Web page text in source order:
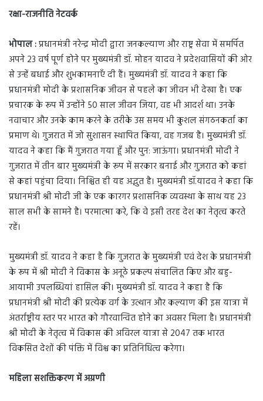
रक्षा-राजनीति नेटवर्क
भोपाल :प्रधानमंत्री नरेन्द्र मोदी द्वारा जनकल्याण और राष्ट्र सेवा में समर्पित
अपने 23 वर्ष पूर्ण होने पर मुख्यमंत्री डॉ. मोहन यादव ने प्रदेशवासियों की ओर
से उन्हें बधाई और शुभकामनाएँ दी हैं। मुख्यमंत्री डॉ. यादव ने कहा कि
प्रधानमंत्री मोदी के प्रशासनिक जीवन से पहले का जीवन भी देखा है। एक
प्रचारक के रूप में उन्होंने 50 साल जीवन जिया, वह भी आदर्श था। उनके
नवाचार और उनके काम करने के तरीके उस समय भी कुशल संगठनकर्ता का
प्रमाण थे। गुजरात में जो सुशासन स्थापित किया, वह गजब है। मुख्यमंत्री डॉ.
यादव ने कहा कि मैं गुजरात गया हूँ और पुन: जाऊंगा। प्रधानमंत्री मोदी ने
गुजरात में तीन बार मुख्यमंत्री के रूप में सरकार बनाई और गुजरात को कहां
से कहां पहुंचा दिया। निश्चित ही यह अद्भुत है। मुख्यमंत्री डॉ.यादव ने कहा कि
प्रधानमंत्री श्री मोदी जी के एक कारगर प्रशासनिक व्यवस्था के साथ यह 23
साल सभी के सामने है। परमात्मा करे, कि वे इसी तरह देश का नेतृत्व करते
रहें।
मुख्यमंत्री डॉ. यादव ने कहा है कि गुजरात के मुख्यमंत्री एवं देश के प्रधानमंत्री
के रूप में श्री मोदी ने विकास के अनूठे प्रकल्प संचालित किए और बहु-
आयामी उपलब्धियां हासिल की। मुख्यमंत्री डॉ. यादव ने कहा है कि
प्रधानमंत्री श्री मोदी की प्रत्येक वर्ग के उत्थान और कल्याण की इस यात्रा में
अंतर्राष्ट्रीय स्तर पर भारत को गौरवान्वित होने का अवसर मिला है। प्रधानमंत्री
श्री मोदी के नेतृत्व में विकास की अविरल यात्रा से 2047 तक भारत
विकसित देशों की पंक्ति में विश्व का प्रतिनिधित्व करेगा।
महिला सशक्तिकरण में अग्रणी